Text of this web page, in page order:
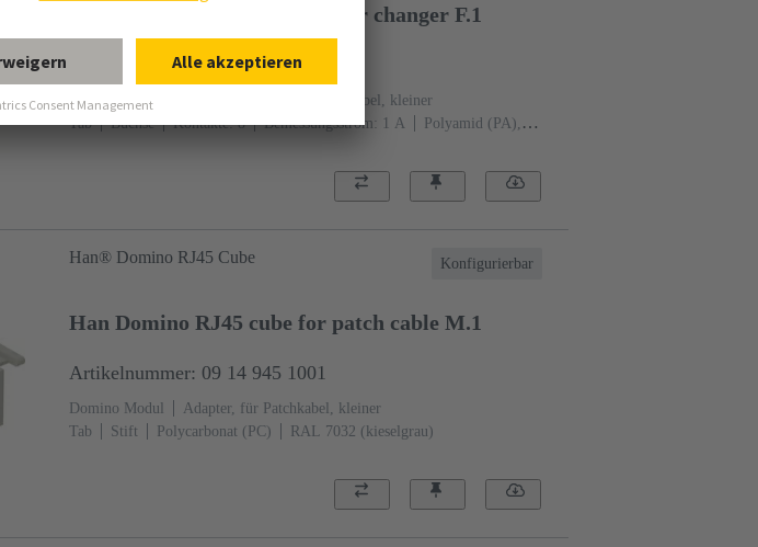
Han Domino RJ45 cube, gender changer F.1
Artikelnummer: 09 14 945 1101
Domino Modul
Gender Changer, für Patchkabel, kleiner
Tab
Buchse Kontakte: 8 Bemessungsstrom: ‌1 A
Polyamid (PA),
Konfigurierbar
Han® Domino RJ45 Cube
Han Domino RJ45 cube for patch cable M.1
Artikelnummer: 09 14 945 1001
Domino Modul
Adapter, für Patchkabel, kleiner
Tab
Stift Polycarbonat (PC) RAL 7032 (kieselgrau)